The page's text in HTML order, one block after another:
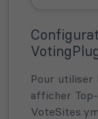
Pour utiliser
afficher